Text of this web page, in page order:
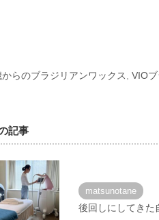
らのブラジリアンワックス , VIO
記事
matsunotane
後回しにしてきた